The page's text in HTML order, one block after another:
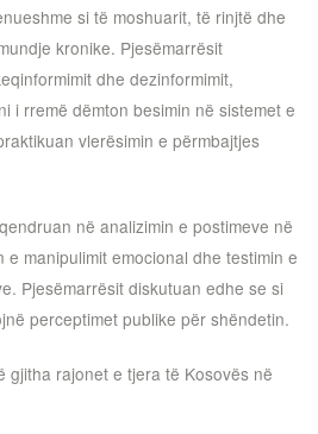
si të moshuarit, të rinjtë dhe
kronike. Pjesëmarrësit
dhe dezinformimit,
i rremë dëmton besimin në sistemet e
vlerësimin e përmbajtjes
në analizimin e postimeve në
e manipulimit emocional dhe testimin e
Pjesëmarrësit diskutuan edhe se si
perceptimet publike për shëndetin.
gjitha rajonet e tjera të Kosovës në